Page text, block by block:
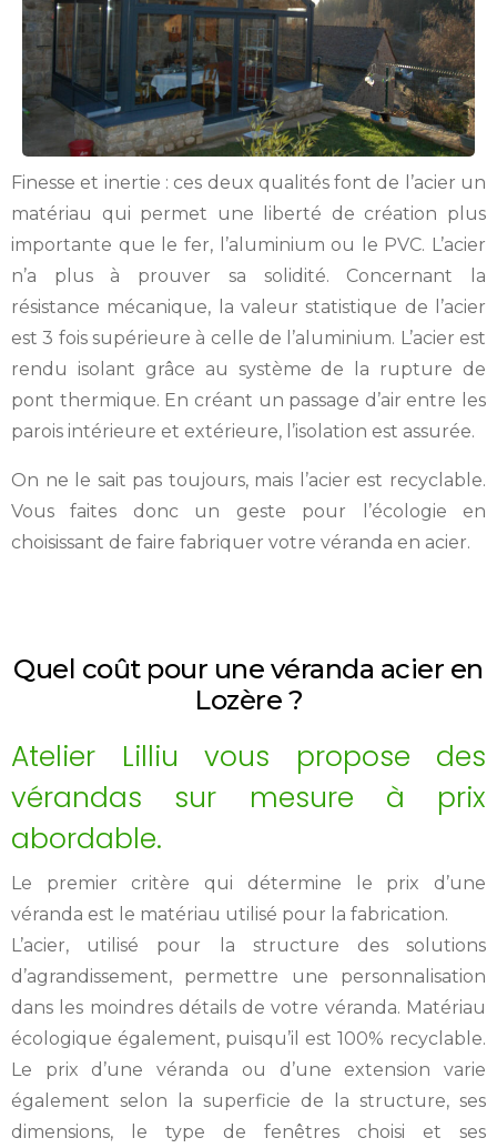
Finesse et inertie : ces deux qualités font de l’acier un
matériau qui permet une liberté de création plus
importante que le fer, l’aluminium ou le PVC. L’acier
n’a plus à prouver sa solidité. Concernant la
résistance mécanique, la valeur statistique de l’acier
est 3 fois supérieure à celle de l’aluminium. L’acier est
rendu isolant grâce au système de la rupture de
pont thermique. En créant un passage d’air entre les
parois intérieure et extérieure, l’isolation est assurée.
On ne le sait pas toujours, mais l’acier est recyclable.
Vous faites donc un geste pour l’écologie en
choisissant de faire fabriquer votre véranda en acier.
Quel coût pour une véranda acier en
Lozère ?
Atelier Lilliu vous propose des
vérandas sur mesure à prix
abordable.
Le premier critère qui détermine le prix d’une
véranda est le matériau utilisé pour la fabrication.
L’acier, utilisé pour la structure des solutions
d’agrandissement, permettre une personnalisation
dans les moindres détails de votre véranda. Matériau
écologique également, puisqu’il est 100% recyclable.
Le prix d’une véranda ou d’une extension varie
également selon la superficie de la structure, ses
dimensions, le type de fenêtres choisi et ses